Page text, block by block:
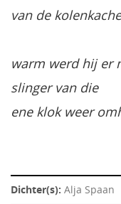
van de
warm werd hij er
slinger van die
ene klok weer
Dichter(s): Alja Spaan